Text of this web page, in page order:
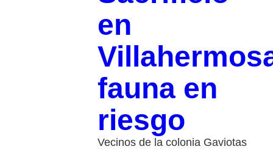
en
fauna en
riesgo
Vecinos de la colonia Gaviotas